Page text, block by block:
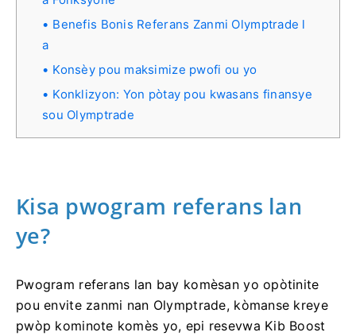
Benefis Bonis Referans Zanmi Olymptrade l
a
Konsèy pou maksimize pwofi ou yo
Konklizyon: Yon pòtay pou kwasans finansye
sou Olymptrade
Kisa pwogram referans lan
ye?
Pwogram referans lan bay komèsan yo opòtinite
pou envite zanmi nan Olymptrade, kòmanse kreye
pwòp kominote komès yo, epi resevwa Kib Boost